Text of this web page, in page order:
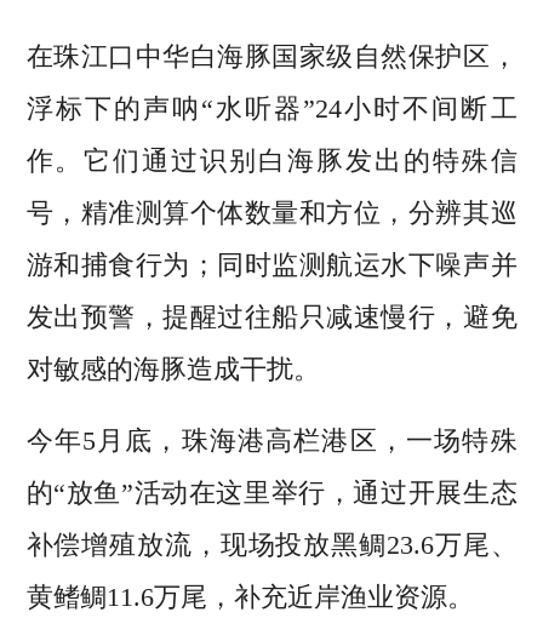
在珠江口中华白海豚国家级自然保护区，
浮标下的声呐“水听器”24小时不间断工
作。它们通过识别白海豚发出的特殊信
号，精准测算个体数量和方位，分辨其巡
游和捕食行为；同时监测航运水下噪声并
发出预警，提醒过往船只减速慢行，避免
对敏感的海豚造成干扰。
今年5月底，珠海港高栏港区，一场特殊
的“放鱼”活动在这里举行，通过开展生态
补偿增殖放流，现场投放黑鲷23.6万尾、
黄鳍鲷11.6万尾，补充近岸渔业资源。